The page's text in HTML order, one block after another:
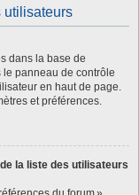
utilisateurs
dans la base de
panneau de contrôle
en haut de page.
et préférences.
la liste des utilisateurs